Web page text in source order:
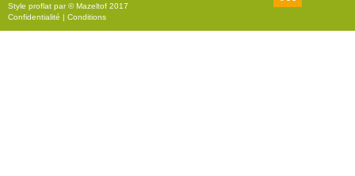
Style proflat par ©Mazeltof 2017
Confidentialité | Conditions